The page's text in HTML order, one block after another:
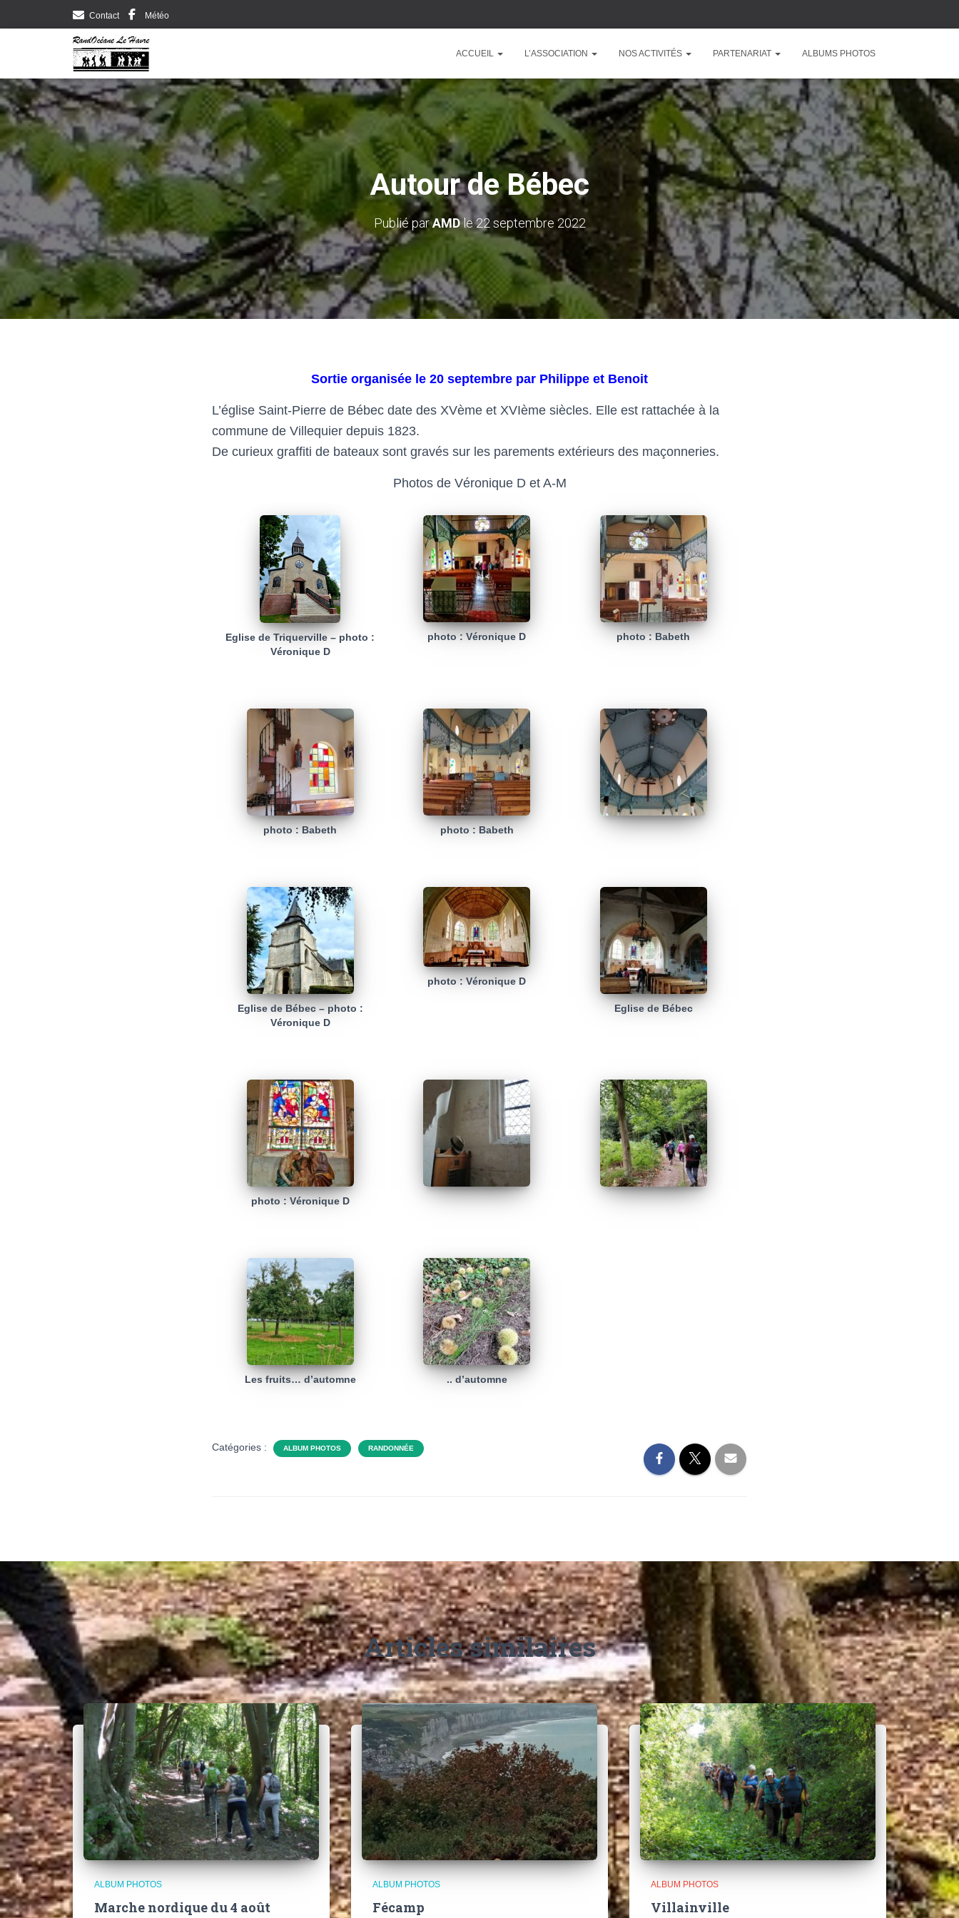
Contact Météo
ACCUEIL L’ASSOCIATION NOS ACTIVITÉS PARTENARIAT ALBUMS PHOTOS
Autour de Bébec
Publié parAMDle22 septembre 2022
Sortie organisée le 20 septembre par Philippe et Benoit
L’église Saint-Pierre de Bébec date des XVème et XVIème siècles. Elle est rattachée à la
commune de Villequier depuis 1823.
De curieux graffiti de bateaux sont gravés sur les parements extérieurs des maçonneries.
Photos de Véronique D et A-M
Eglise de Triquerville – photo :
Véronique D
photo : Véronique D photo : Babeth
photo : Babeth photo : Babeth
Eglise de Bébec – photo :
Véronique D
photo : Véronique D
Eglise de Bébec
photo : Véronique D
Les fruits… d’automne .. d’automne
Catégories : ALBUM PHOTOS RANDONNÉE
Articles similaires
ALBUM PHOTOS
Marche nordique du 4 août
ALBUM PHOTOS
Fécamp
ALBUM PHOTOS
Villainville